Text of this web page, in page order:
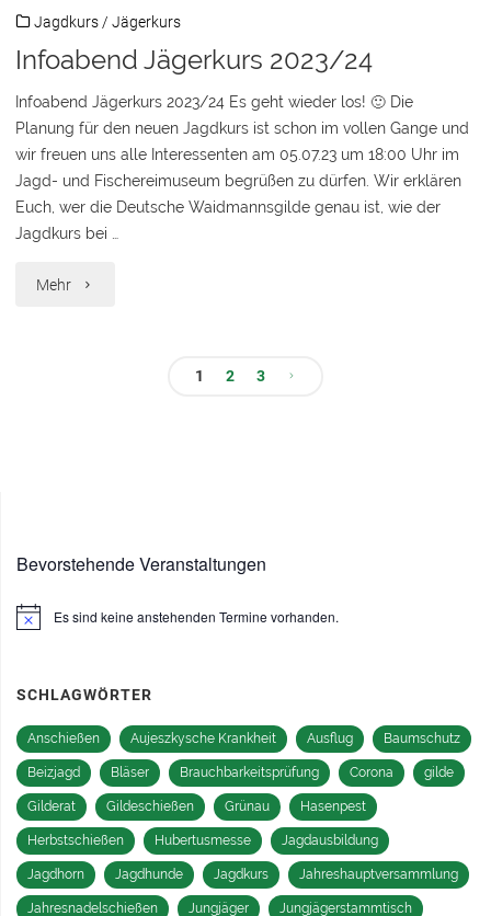
Jagdkurs / Jägerkurs
Infoabend Jägerkurs 2023/24
Infoabend Jägerkurs 2023/24 Es geht wieder los! 🙂 Die
Planung für den neuen Jagdkurs ist schon im vollen Gange und
wir freuen uns alle Interessenten am 05.07.23 um 18:00 Uhr im
Jagd- und Fischereimuseum begrüßen zu dürfen. Wir erklären
Euch, wer die Deutsche Waidmannsgilde genau ist, wie der
Jagdkurs bei …
Mehr "Infoabend
1 2 3
Bevorstehende Veranstaltungen
HinweisEs sind keine anstehenden Termine vorhanden.
SCHLAGWÖRTER
Anschießen Aujeszkysche Krankheit Ausflug Baumschutz
Beizjagd Bläser Brauchbarkeitsprüfung Corona gilde
Gilderat Gildeschießen Grünau Hasenpest
Herbstschießen Hubertusmesse Jagdausbildung
Jagdhorn Jagdhunde Jagdkurs Jahreshauptversammlung
Jahresnadelschießen Jungjäger Jungjägerstammtisch